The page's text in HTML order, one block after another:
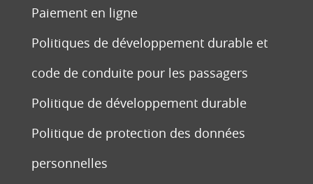
Paiement en ligne
Politiques de développement durable et
code de conduite pour les passagers
Politique de développement durable
Politique de protection des données
personnelles